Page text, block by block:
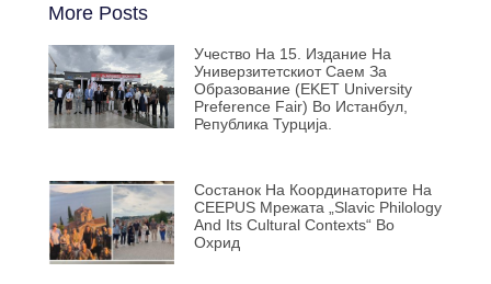
More Posts
Учество На 15. Издание На
Универзитетскиот Саем За
Образование (EKET University
Preference Fair) Во Истанбул,
Република Турција.
Состанок На Координаторите На
CEEPUS Мрежата „Slavic Philology
And Its Cultural Contexts“ Во
Охрид